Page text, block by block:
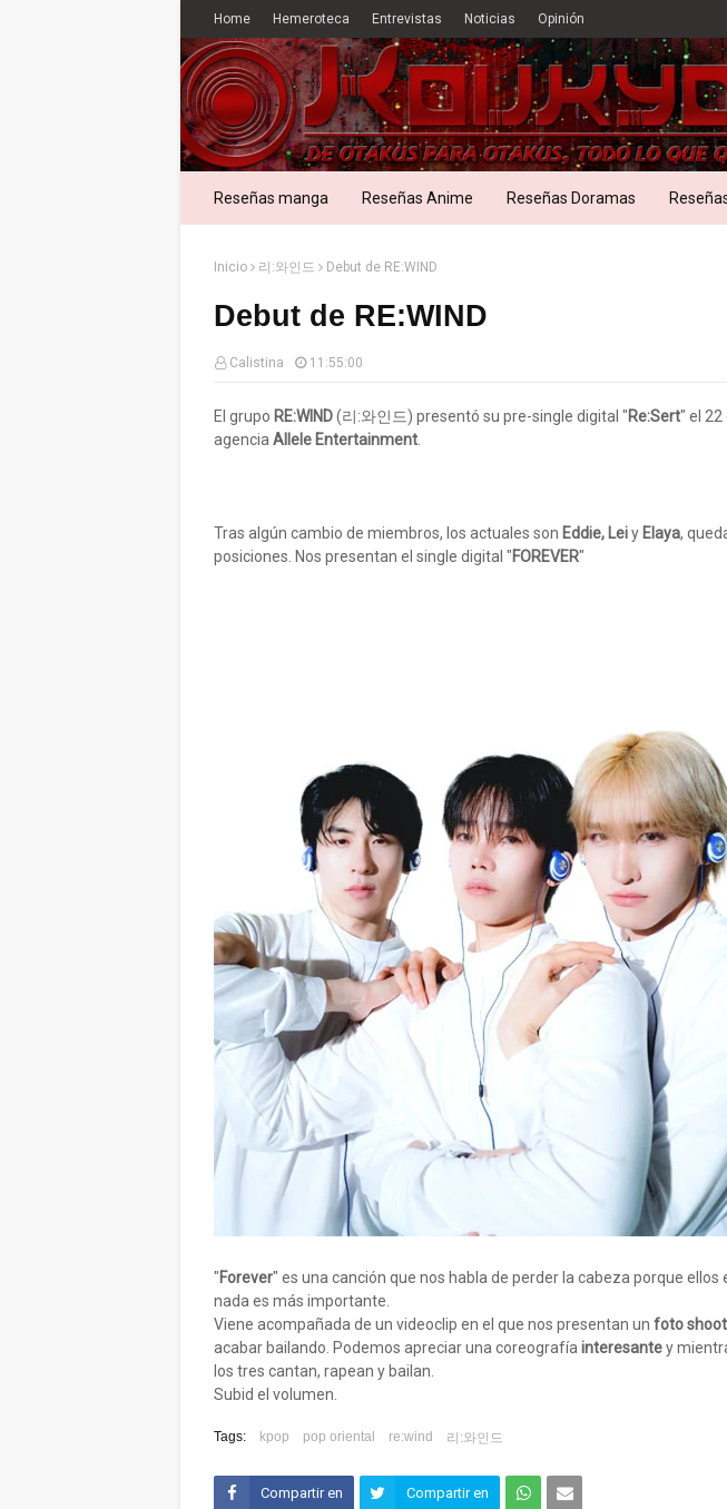
Home Hemeroteca Entrevistas Noticias Opinión
Reseñas manga Reseñas Anime Reseñas Doramas
Inicio 리:와인드 Debut de RE:WIND
Debut de RE:WIND
Calistina 11:55:00
El grupo RE:WIND(리:와인드) presentó su pre-single digital "Re:Sert" el
agencia Allele Entertainment
Tras algún cambio de miembros, los actuales son Eddie, Leiy Elaya,
posiciones. Nos presentan el single digital "FOREVER"
"Forever" es una canción que nos habla de perder la cabeza porque
nada es más importante.
Viene acompañada de un videoclip en el que nos presentan un foto
acabar bailando. Podemos apreciar una coreografía interesantey
los tres cantan, rapean y bailan.
Subid el volumen.
Tags: kpop pop oriental re:wind 리:와인드
Compartir en Compartir en